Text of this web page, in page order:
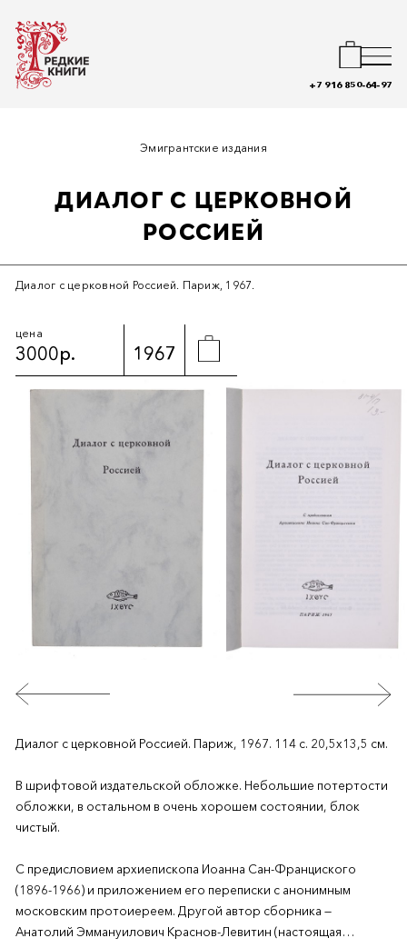
+7 916 850-64-97
Эмигрантские издания
ДИАЛОГ С ЦЕРКОВНОЙ
РОССИЕЙ
Диалог с церковной Россией. Париж, 1967.
цена
3000р. 1967
Диалог с церковной Россией. Париж, 1967. 114 с. 20,5х13,5 см.
В шрифтовой издательской обложке. Небольшие потертости
обложки, в остальном в очень хорошем состоянии, блок
чистый.
С предисловием архиепископа Иоанна Сан-Франциского
(1896-1966) и приложением его переписки с анонимным
московским протоиереем. Другой автор сборника —
Анатолий Эммануилович Краснов-Левитин (настоящая